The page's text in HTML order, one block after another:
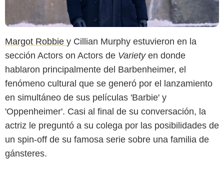
Margot Robbie y Cillian Murphy estuvieron en la
sección Actors on Actors de Variety en donde
hablaron principalmente del Barbenheimer, el
fenómeno cultural que se generó por el lanzamiento
en simultáneo de sus películas 'Barbie' y
'Oppenheimer'. Casi al final de su conversación, la
actriz le preguntó a su colega por las posibilidades de
un spin-off de su famosa serie sobre una familia de
gánsteres.